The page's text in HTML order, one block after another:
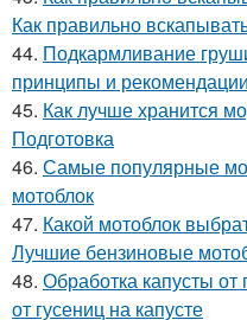
Как правильно
44. Подкармливание
принципы и рекомендации
45. Как лучше хранится
Подготовка
46. Самые популярные
мотоблок
47. Какой мотоблок
Лучшие бензиновые
48. Обработка капусты
от гусениц на капусте